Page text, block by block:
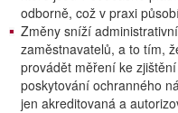
odborně, což v praxi
Změny sníží
zaměstnavatelů, a to tím,
provádět měření ke
poskytování ochranného
jen akreditovaná a